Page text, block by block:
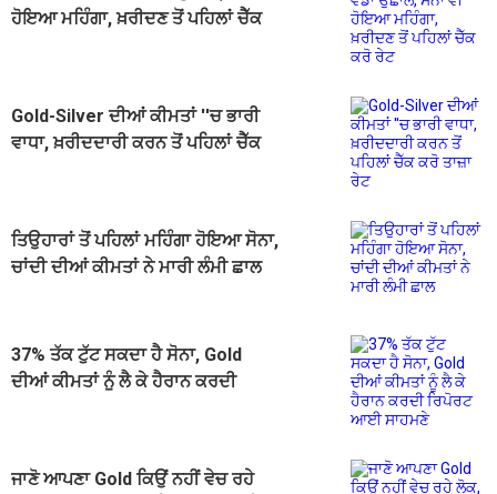
ਹੋਇਆ ਮਹਿੰਗਾ, ਖ਼ਰੀਦਣ ਤੋਂ ਪਹਿਲਾਂ ਚੈੱਕ
Gold-Silver ਦੀਆਂ ਕੀਮਤਾਂ ''ਚ ਭਾਰੀ
ਵਾਧਾ, ਖ਼ਰੀਦਦਾਰੀ ਕਰਨ ਤੋਂ ਪਹਿਲਾਂ ਚੈੱਕ
ਤਿਉਹਾਰਾਂ ਤੋਂ ਪਹਿਲਾਂ ਮਹਿੰਗਾ ਹੋਇਆ ਸੋਨਾ,
ਚਾਂਦੀ ਦੀਆਂ ਕੀਮਤਾਂ ਨੇ ਮਾਰੀ ਲੰਮੀ ਛਾਲ
37% ਤੱਕ ਟੁੱਟ ਸਕਦਾ ਹੈ ਸੋਨਾ, Gold
ਦੀਆਂ ਕੀਮਤਾਂ ਨੂੰ ਲੈ ਕੇ ਹੈਰਾਨ ਕਰਦੀ
ਜਾਣੋ ਆਪਣਾ Gold ਕਿਉਂ ਨਹੀਂ ਵੇਚ ਰਹੇ